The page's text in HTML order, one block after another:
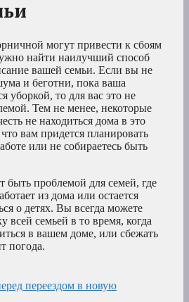
могут привести к сбоям
найти наилучший способ
вашей семьи. Если вы не
и беготни, пока ваша
уборкой, то для вас это не
Тем не менее, некоторые
не находиться дома в это
вам придется планировать
или не собираетесь быть
быть проблемой для семей, где
из дома или остается
о детях. Вы всегда можете
всей семьей в то время, когда
в вашем доме, или сбежать
погода.
переездом в новую